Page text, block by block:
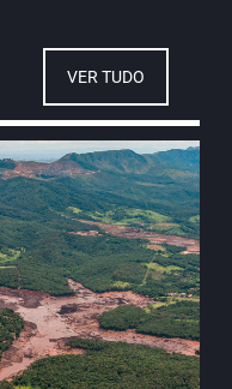
VER TUDO